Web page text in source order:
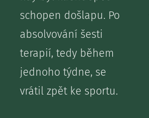
schopen došlapu. Po
absolvování šesti
terapií, tedy během
jednoho týdne, se
vrátil zpět ke sportu.